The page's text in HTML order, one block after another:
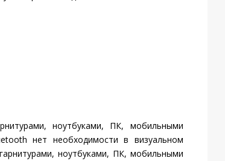
ноутбуками, ПК, мобильными
нет необходимости в визуальном
ноутбуками, ПК, мобильными